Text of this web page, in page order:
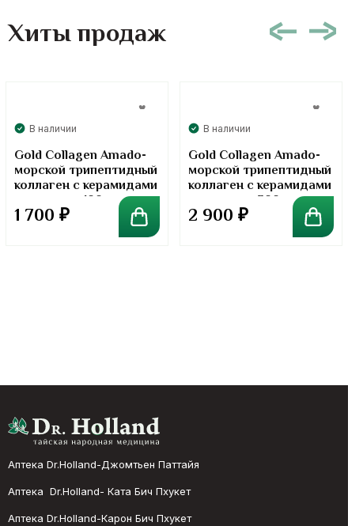
Хиты продаж
В наличии
Gold Collagen Amado-
морской трипептидный
коллаген с керамидами
в порошке. 100 грамм
1 700 ₽
В наличии
Gold Collagen Amado-
морской трипептидный
коллаген с керамидами
в порошке. 300 грамм
2 900 ₽
Аптека Dr.Holland-Джомтьен Паттайя
Аптека Dr.Holland- Ката Бич Пхукет
Аптека Dr.Holland-Карон Бич Пхукет